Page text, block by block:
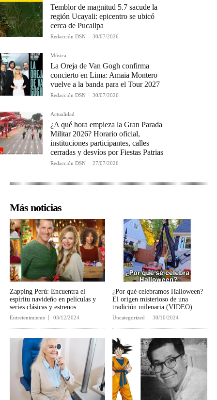
Temblor de magnitud 5.7 sacude la
región Ucayali: epicentro se ubicó
cerca de Pucallpa
Redacción DSN - 30/07/2026
Música
La Oreja de Van Gogh confirma
concierto en Lima: Amaia Montero
vuelve a la banda para el Tour 2027
Redacción DSN - 30/07/2026
Actualidad
¿A qué hora empieza la Gran Parada
Militar 2026? Horario oficial,
instituciones participantes, calles
cerradas y desvíos por Fiestas Patrias
Redacción DSN - 27/07/2026
Más noticias
Zapping Perú: Encuentra el
espíritu navideño en películas y
series clásicas y estrenos
Entretenimiento 03/12/2024
¿Por qué celebramos Halloween?
El origen misterioso de una
tradición milenaria (VIDEO)
Uncategorized 30/10/2024